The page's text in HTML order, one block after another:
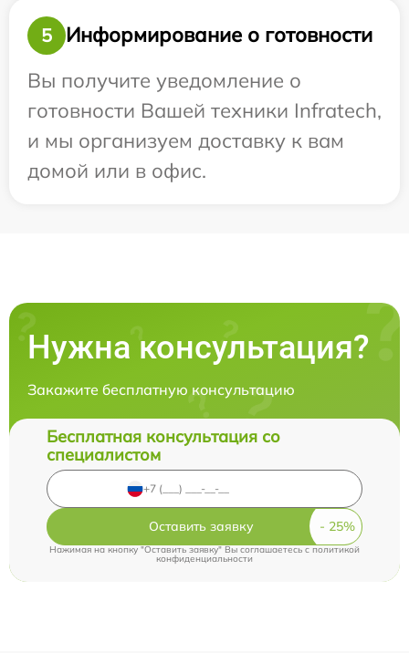
5
Информирование о готовности
Вы получите уведомление о
готовности Вашей техники Infratech,
и мы организуем доставку к вам
домой или в офис.
Нужна консультация?
Закажите бесплатную консультацию
Бесплатная консультация со
специалистом
Оставить заявку
Нажимая на кнопку "Оставить заявку" Вы соглашаетесь cполитикой
конфиденциальности